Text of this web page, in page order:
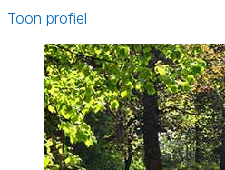
Toon profiel